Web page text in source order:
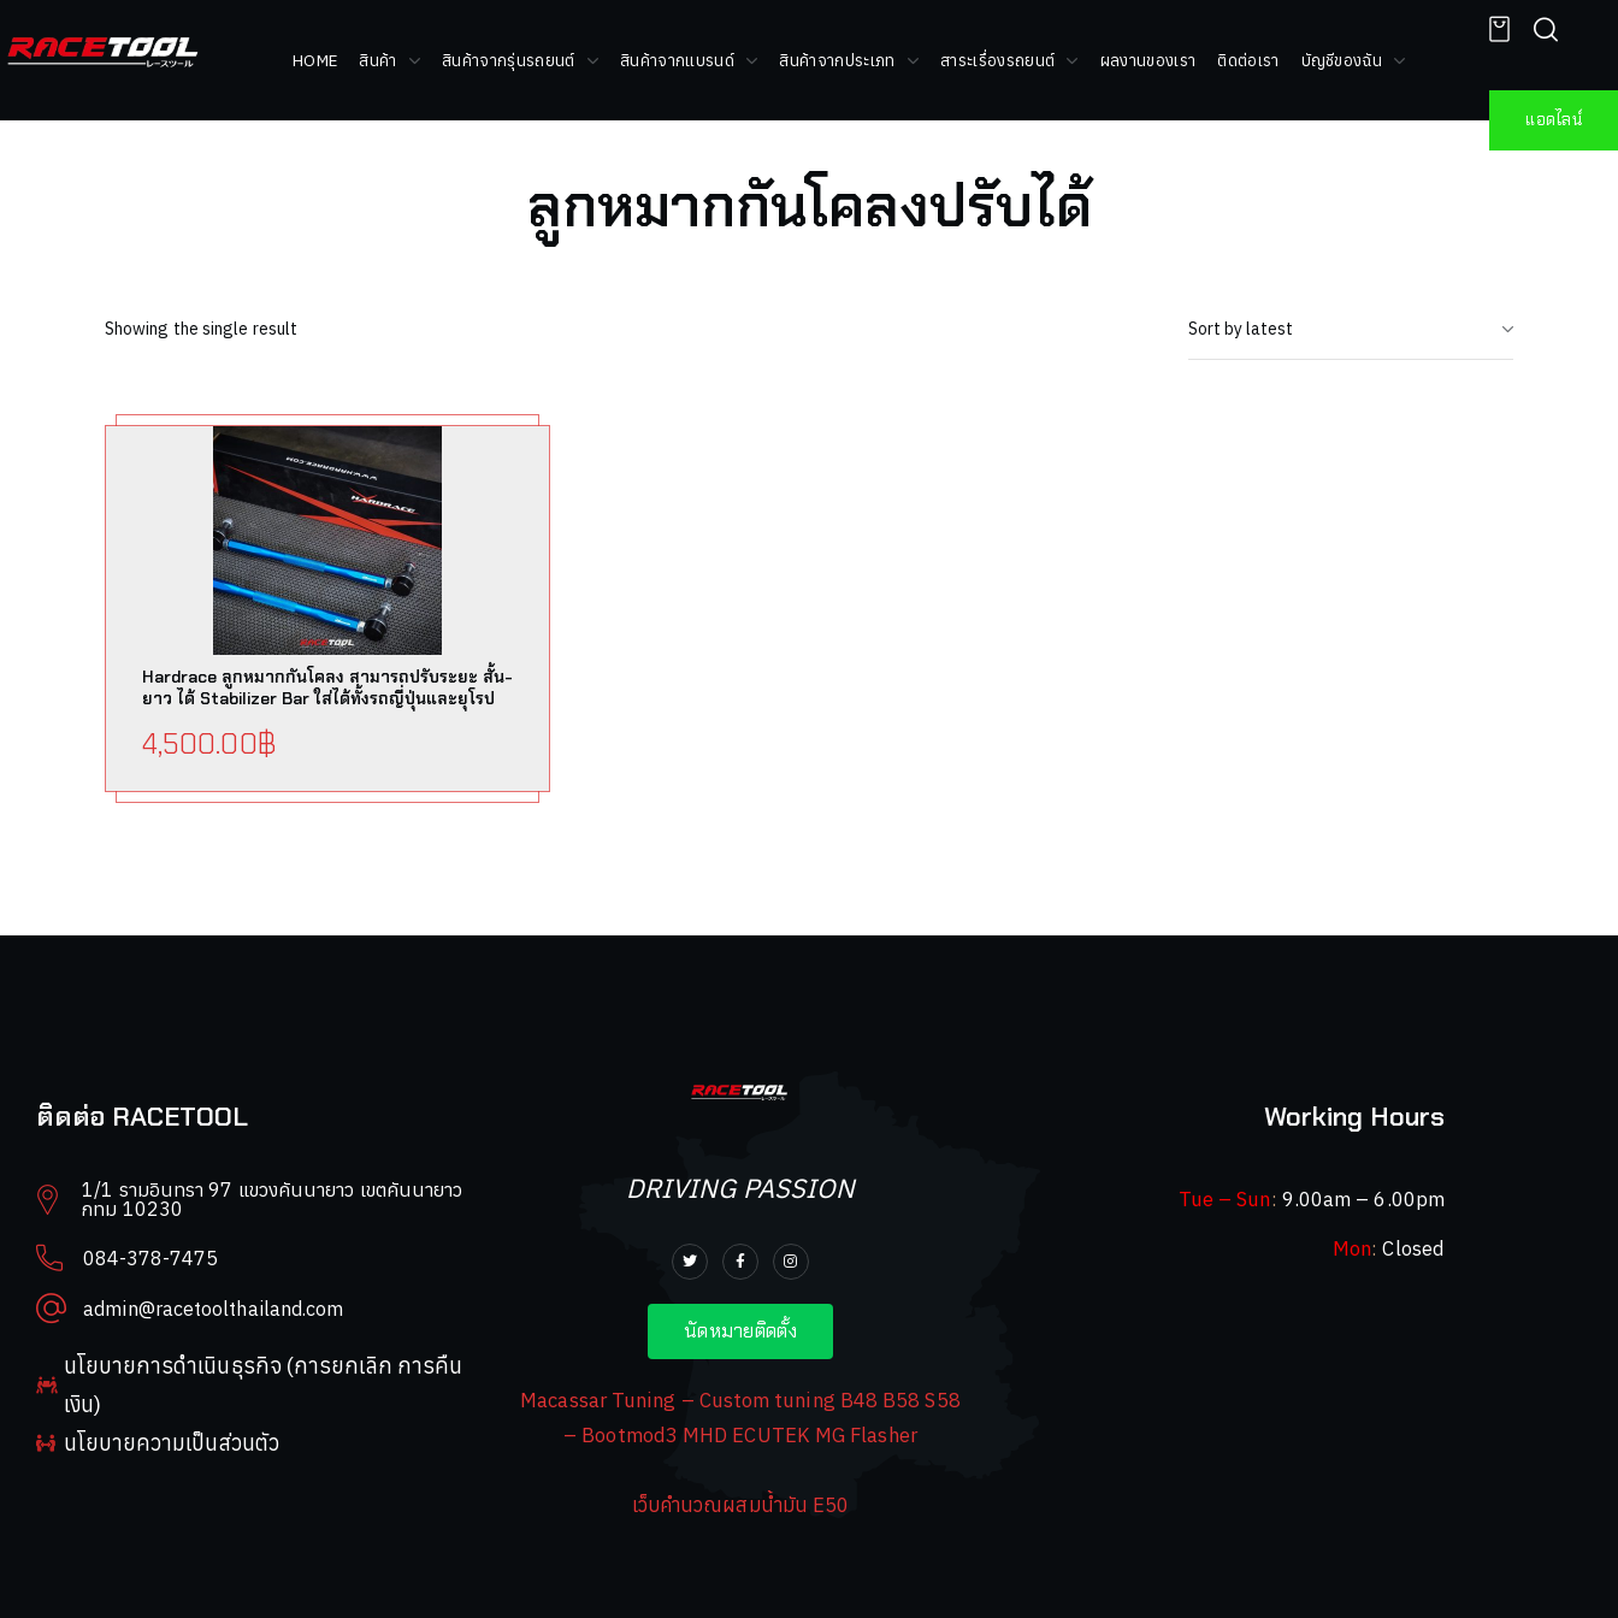
HOME สินค้า สินค้าจากรุ่นรถยนต์ สินค้าจากแบรนด์ สินค้าจากประเภท สาระเรื่องรถยนต์ ผลงานของเรา ติดต่อเรา บัญชีของฉัน
แอดไลน์
ลูกหมากกันโคลงปรับได้
Showing the single result
Hardrace ลูกหมากกันโคลง สามารถปรับระยะ สั้น-
ยาว ได้ Stabilizer Bar ใส่ได้ทั้งรถญี่ปุ่นและยุโรป
4,500.00฿
ติดต่อ RACETOOL
1/1 รามอินทรา 97 แขวงคันนายาว เขตคันนายาว
กทม 10230
084-378-7475
admin@racetoolthailand.com
นโยบายการดำเนินธุรกิจ (การยกเลิก การคืน
เงิน)
นโยบายความเป็นส่วนตัว
DRIVING PASSION
นัดหมายติดตั้ง
Macassar Tuning – Custom tuning B48 B58 S58
– Bootmod3 MHD ECUTEK MG Flasher
เว็บคำนวณผสมน้ำมัน E50
Working Hours
Tue – Sun: 9.00am – 6.00pm
Mon: Closed